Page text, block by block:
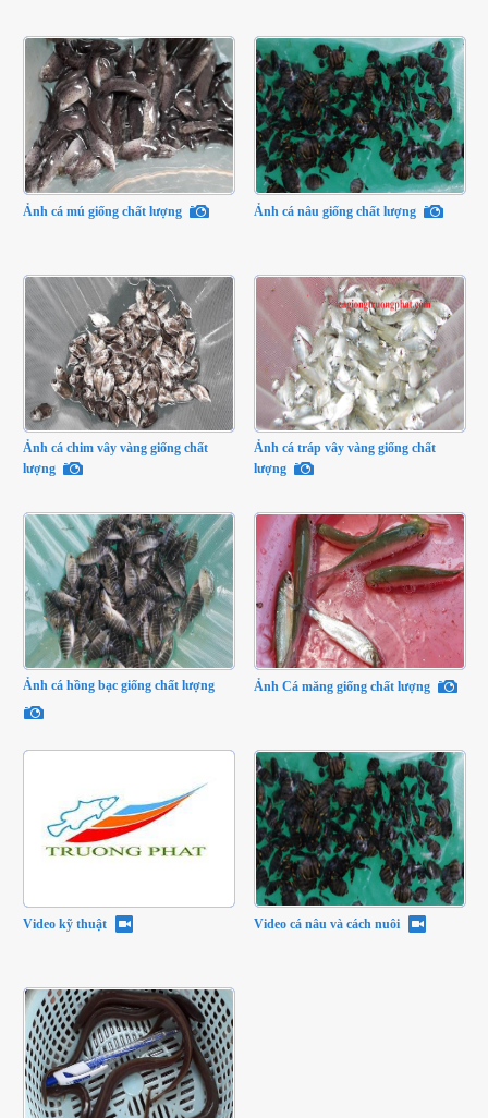
Ảnh cá mú giống chất lượng Ảnh cá nâu giống chất lượng
Ảnh cá chim vây vàng giống chất
lượng
Ảnh cá tráp vây vàng giống chất
lượng
Ảnh cá hồng bạc giống chất lượng Ảnh Cá măng giống chất lượng
Video kỹ thuật Video cá nâu và cách nuôi